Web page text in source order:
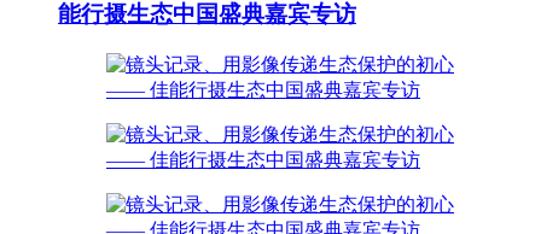
能行摄生态中国盛典嘉宾专访